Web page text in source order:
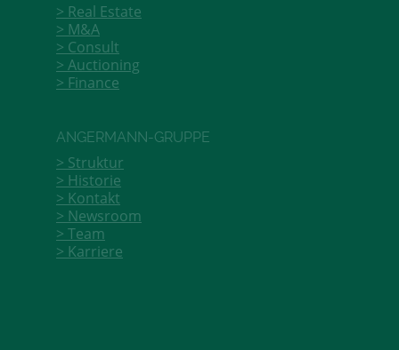
Real Estate
M&A
Consult
Auctioning
Finance
ANGERMANN-GRUPPE
Struktur
Historie
Kontakt
Newsroom
Team
Karriere